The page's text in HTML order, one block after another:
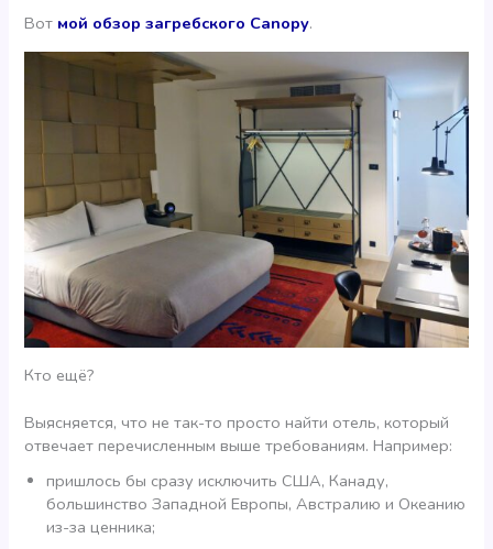
Вот мой обзор загребского Canopy.
Кто ещё?
Выясняется, что не так-то просто найти отель, который
отвечает перечисленным выше требованиям. Например:
пришлось бы сразу исключить США, Канаду,
большинство Западной Европы, Австралию и Океанию
из-за ценника;